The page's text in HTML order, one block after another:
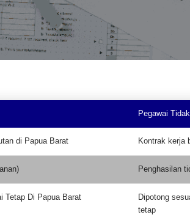
Pegawai
di Papua Barat Kontrak kerja
Penghasilan
Tetap Di Papua Barat
Dipotong
tetap